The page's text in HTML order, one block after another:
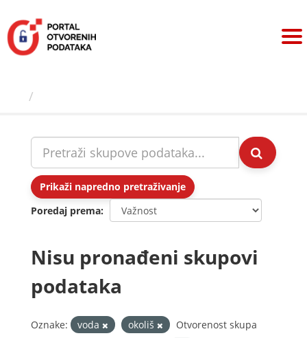
sadržaj
Prikaži napredno pretraživanje
Poredaj prema
Nisu pronađeni skupovi
podataka
Oznake: voda okoliš
Otvorenost skupa